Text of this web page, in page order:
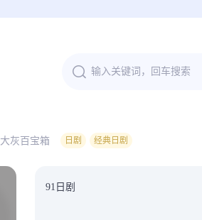
大灰百宝箱 日剧 经典日剧
91日剧